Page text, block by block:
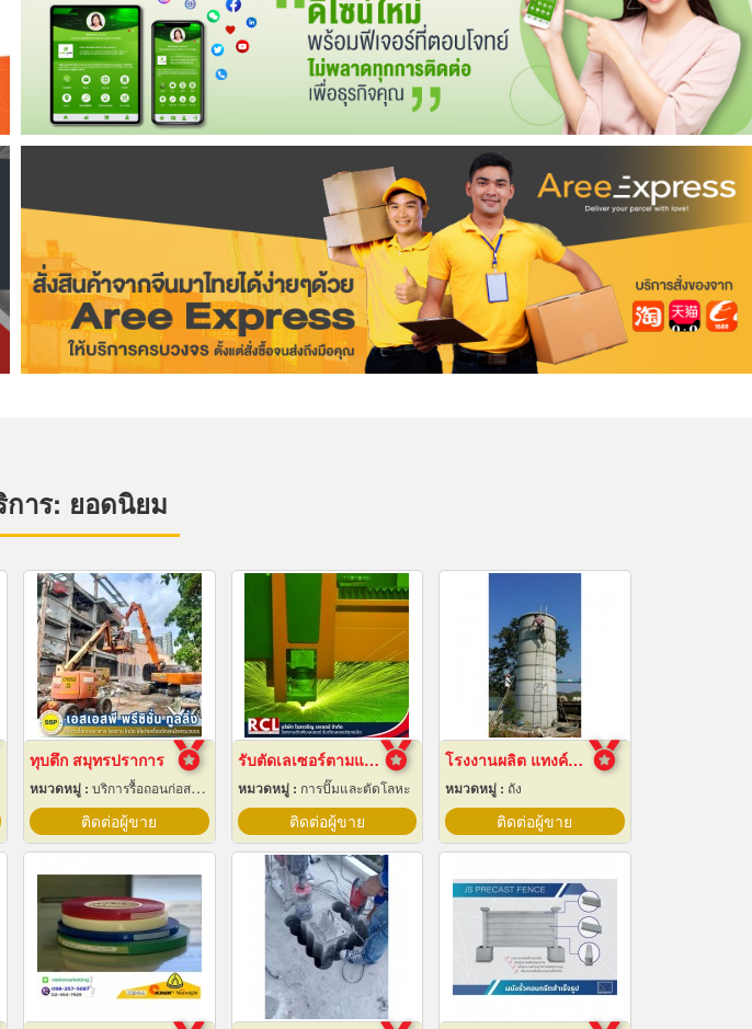
าร: ยอดนิยม
ทุบตึก สมุทรปราการ
หมวดหมู่ : บริการรื้อถอนก่อสร้าง
ติดต่อผู้ขาย
รับตัดเลเซอร์ตามแบบ
หมวดหมู่ : การปั๊มและตัดโลหะ
ติดต่อผู้ขาย
โรงงานผลิต แทงค์น้ำคอนกรีตสำเร็จรูป
หมวดหมู่ : ถัง
ติดต่อผู้ขาย